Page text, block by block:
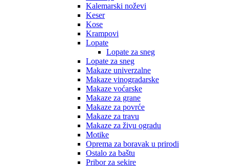
Kalemarski noževi
Keser
Kose
Krampovi
Lopate
Lopate za sneg
Lopate za sneg
Makaze univerzalne
Makaze vinogradarske
Makaze voćarske
Makaze za grane
Makaze za povrće
Makaze za travu
Makaze za živu ogradu
Motike
Oprema za boravak u prirodi
Ostalo za baštu
Pribor za sekire